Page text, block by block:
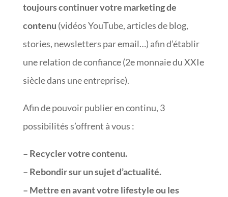
toujours continuer votre marketing de
contenu (vidéos YouTube, articles de blog,
stories, newsletters par email…) afin d’établir
une relation de confiance (2e monnaie du XXIe
siècle dans une entreprise).
Afin de pouvoir publier en continu, 3
possibilités s’offrent à vous :
– Recycler votre contenu.
– Rebondir sur un sujet d’actualité.
– Mettre en avant votre lifestyle ou les